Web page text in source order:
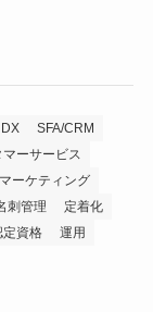
DX
SFA/CRM
マーサービス
マーケティング
刺管理
定着化
定資格 運用